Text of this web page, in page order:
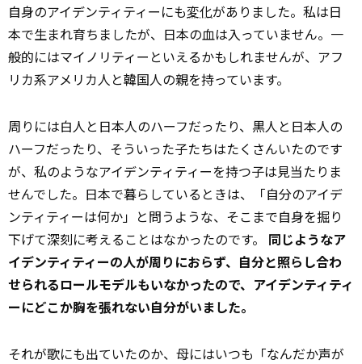
自身のアイデンティティーにも変化がありました。私は日
本で生まれ育ちましたが、日本の血は入っていません。一
般的にはマイノリティーといえるかもしれませんが、アフ
リカ系アメリカ人と韓国人の親を持っています。
周りには白人と日本人のハーフだったり、黒人と日本人の
ハーフだったり、そういった子たちはたくさんいたのです
が、私のようなアイデンティティーを持つ子は見当たりま
せんでした。日本で暮らしているときは、「自分のアイデ
ンティティーは何か」と問うような、そこまで自身を掘り
下げて深刻に考えることはなかったのです。 同じようなア
イデンティティーの人が周りにおらず、自分と照らし合わ
せられるロールモデルもいなかったので、アイデンティティ
ーにどこか胸を張れない自分がいました。
それが歌にも出ていたのか、母にはいつも「なんだか声が